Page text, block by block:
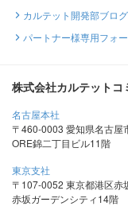
カルテット開発部ブログ
パートナー様専用フォ
株式会社カルテット
名古屋本社
〒460-0003 愛知県名古屋
ORE錦二丁目ビル11階
東京支社
〒107-0052 東京都港区赤
赤坂ガーデンシティ14階